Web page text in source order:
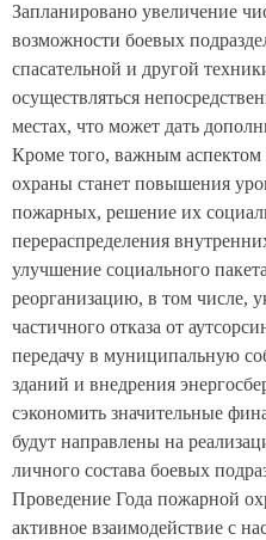
Запланировано увеличение
возможности боевых
спасательной и другой
осуществляться
местах, что может дать
Кроме того, важным
охраны станет повышения
пожарных, решение их
перераспределения
улучшение социального
реорганизацию, в том числе,
частичного отказа от
передачу в муниципальную
зданий и внедрения
сэкономить значительные
будут направлены на
личного состава боевых
Проведение Года пожарной
активное взаимодействие с